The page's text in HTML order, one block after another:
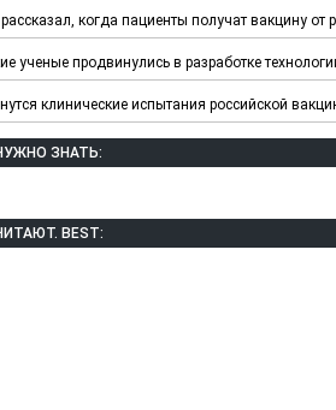
когда пациенты получат вакцину от
ученые продвинулись в разработке
клинические испытания российской
ЗНАТЬ:
BEST:
Х. Гапураев. Капкан
Зелимхана (Отр.
ЧЕЧНЯ. А.